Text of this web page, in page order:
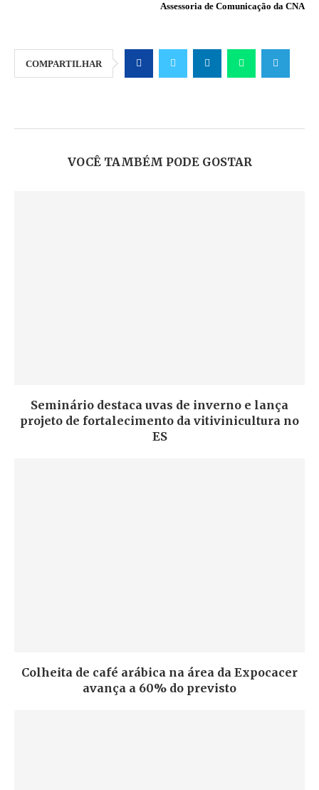
Assessoria de Comunicação da CNA
COMPARTILHAR
VOCÊ TAMBÉM PODE GOSTAR
Seminário destaca uvas de inverno e lança
projeto de fortalecimento da vitivinicultura no
ES
Colheita de café arábica na área da Expocacer
avança a 60% do previsto